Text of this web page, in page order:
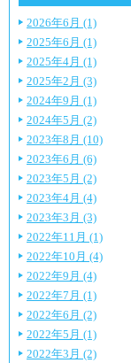
2026年6月 (1)
2025年6月 (1)
2025年4月 (1)
2025年2月 (3)
2024年9月 (1)
2024年5月 (2)
2023年8月 (10)
2023年6月 (6)
2023年5月 (2)
2023年4月 (4)
2023年3月 (3)
2022年11月 (1)
2022年10月 (4)
2022年9月 (4)
2022年7月 (1)
2022年6月 (2)
2022年5月 (1)
2022年3月 (2)